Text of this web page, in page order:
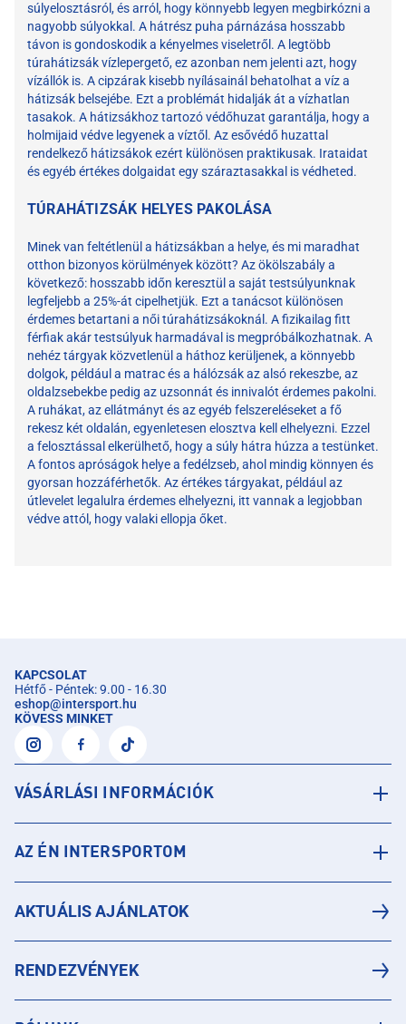
súlyelosztásról, és arról, hogy könnyebb legyen megbirkózni a
nagyobb súlyokkal. A hátrész puha párnázása hosszabb
távon is gondoskodik a kényelmes viseletről. A legtöbb
túrahátizsák vízlepergető, ez azonban nem jelenti azt, hogy
vízállók is. A cipzárak kisebb nyílásainál behatolhat a víz a
hátizsák belsejébe. Ezt a problémát hidalják át a vízhatlan
tasakok. A hátizsákhoz tartozó védőhuzat garantálja, hogy a
holmijaid védve legyenek a víztől. Az esővédő huzattal
rendelkező hátizsákok ezért különösen praktikusak. Irataidat
és egyéb értékes dolgaidat egy száraztasakkal is védheted.
TÚRAHÁTIZSÁK HELYES PAKOLÁSA
Minek van feltétlenül a hátizsákban a helye, és mi maradhat
otthon bizonyos körülmények között? Az ökölszabály a
következő: hosszabb időn keresztül a saját testsúlyunknak
legfeljebb a 25%-át cipelhetjük. Ezt a tanácsot különösen
érdemes betartani a női túrahátizsákoknál. A fizikailag fitt
férfiak akár testsúlyuk harmadával is megpróbálkozhatnak. A
nehéz tárgyak közvetlenül a háthoz kerüljenek, a könnyebb
dolgok, például a matrac és a hálózsák az alsó rekeszbe, az
oldalzsebekbe pedig az uzsonnát és innivalót érdemes pakolni.
A ruhákat, az ellátmányt és az egyéb felszereléseket a fő
rekesz két oldalán, egyenletesen elosztva kell elhelyezni. Ezzel
a felosztással elkerülhető, hogy a súly hátra húzza a testünket.
A fontos apróságok helye a fedélzseb, ahol mindig könnyen és
gyorsan hozzáférhetők. Az értékes tárgyakat, például az
útlevelet legalulra érdemes elhelyezni, itt vannak a legjobban
védve attól, hogy valaki ellopja őket.
KAPCSOLAT
Hétfő - Péntek: 9.00 - 16.30
eshop@intersport.hu
KÖVESS MINKET
VÁSÁRLÁSI INFORMÁCIÓK
AZ ÉN INTERSPORTOM
AKTUÁLIS AJÁNLATOK
RENDEZVÉNYEK